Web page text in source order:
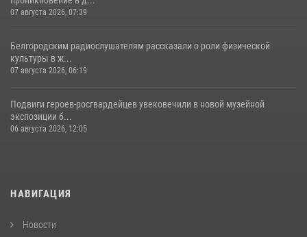
07 августа 2026, 07:39
Белгородским радиослушателям рассказали о роли физической
культуры в ж...
07 августа 2026, 06:19
Подвиги героев‑росгвардейцев увековечили в новой музейной
экспозиции б...
06 августа 2026, 12:05
НАВИГАЦИЯ
Новости